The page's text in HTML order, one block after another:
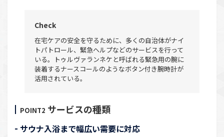
Check
在宅ケアの安全を守るために、多くの自治体がナイ
トパトロール、緊急ヘルプなどのサービスを行って
いる。トゥルヴァランネケと呼ばれる緊急用の腕に
装着するナースコールのようなボタン付き腕時計が
活用されている。
POINT2 サービスの種類
サウナ入浴まで幅広い需要に対応